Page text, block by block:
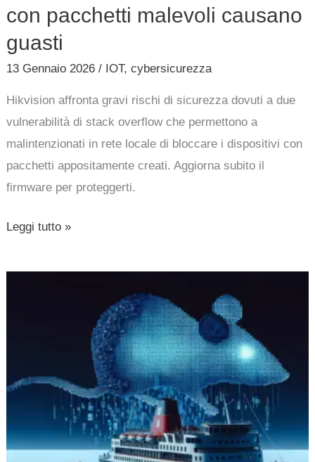
con pacchetti malevoli causano
guasti
13 Gennaio 2026/ IOT,cybersicurezza
Hikvision affronta gravi rischi di sicurezza dovuti a due
vulnerabilità di stack overflow che permettono a
malintenzionati in rete locale di bloccare i dispositivi con
pacchetti appositamente creati. Aggiorna subito il
firmware per proteggerti.
Leggi tutto »
RAT
arresti